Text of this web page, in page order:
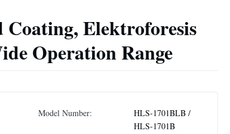
Elektroforesis
Operation Range
Model Number:
HLS-1701BLB /
HLS-1701B